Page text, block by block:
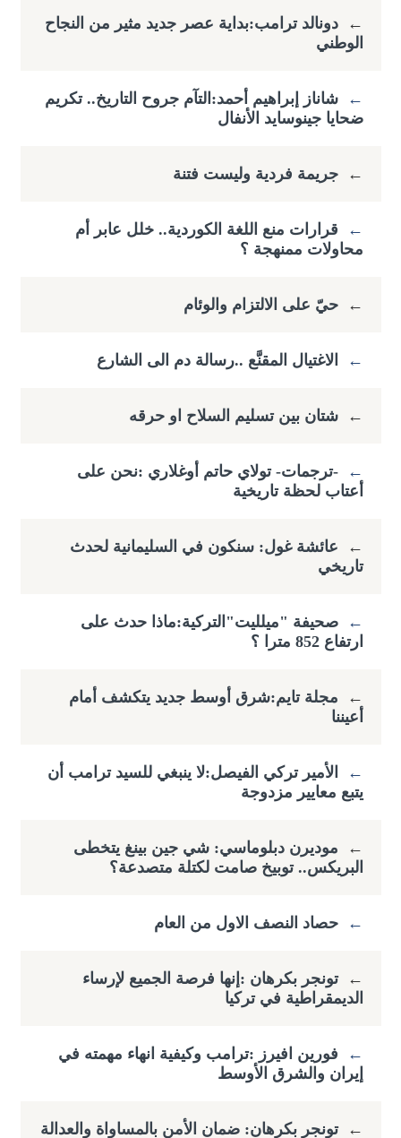
←
دونالد ترامب:بداية عصر جديد مثير من النجاح
الوطني
←
شاناز إبراهيم أحمد:التآم جروح التاريخ.. تكريم
ضحايا جينوسايد الأنفال
← جريمة فردية وليست فتنة
←
قرارات منع اللغة الكوردية.. خلل عابر أم
محاولات ممنهجة ؟
← حيّ على الالتزام والوئام
← الاغتيال المقنَّع ..رسالة دم الى الشارع
← شتان بين تسليم السلاح او حرقه
←
-ترجمات- تولاي حاتم أوغلاري :​نحن على
أعتاب لحظة تاريخية
←
عائشة غول: سنكون في السليمانية لحدث
تاريخي
←
صحيفة "ميلليت"التركية:ماذا حدث على
ارتفاع ​852 مترا ؟
←
مجلة تايم:شرق أوسط جديد يتكشف أمام
أعيننا
←
الأمير تركي الفيصل:لا ينبغي للسيد ترامب أن
يتبع معايير مزدوجة
←
موديرن دبلوماسي: شي جين بينغ يتخطى
البريكس.. توبيخ صامت لكتلة متصدعة؟
← حصاد النصف الاول من العام
← تونجر بكرهان :إنها فرصة الجميع لإرساء
الديمقراطية في تركيا
←
فورين افيرز :ترامب وكيفية انهاء مهمته في
إيران والشرق الأوسط
← تونجر بكرهان: ضمان الأمن بالمساواة والعدالة